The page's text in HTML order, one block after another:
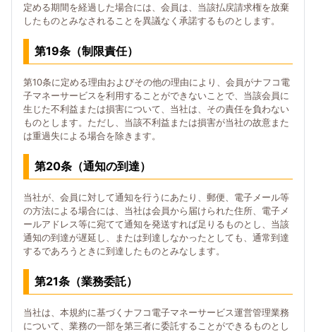
定める期間を経過した場合には、会員は、当該払戻請求権を放棄
したものとみなされることを異議なく承諾するものとします。
第19条（制限責任）
第10条に定める理由およびその他の理由により、会員がナフコ電
子マネーサービスを利用することができないことで、当該会員に
生じた不利益または損害について、当社は、その責任を負わない
ものとします。ただし、当該不利益または損害が当社の故意また
は重過失による場合を除きます。
第20条（通知の到達）
当社が、会員に対して通知を行うにあたり、郵便、電子メール等
の方法による場合には、当社は会員から届けられた住所、電子メ
ールアドレス等に宛てて通知を発送すれば足りるものとし、当該
通知の到達が遅延し、または到達しなかったとしても、通常到達
するであろうときに到達したものとみなします。
第21条（業務委託）
当社は、本規約に基づくナフコ電子マネーサービス運営管理業務
について、業務の一部を第三者に委託することができるものとし